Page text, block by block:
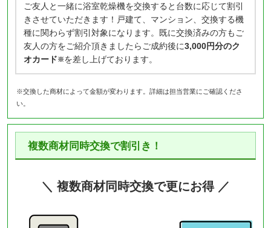
ご友人と一緒に浴室乾燥機を交換すると台数に応じて割引
きさせていただきます！戸建て、マンション、交換する機
種に関わらず割引対象になります。既に交換済みの方もご
友人の方をご紹介頂きましたらご成約後に3,000円分のク
オカード※を差し上げております。
※交換した商材によって金額が変わります。詳細は担当営業にご確認くださ
い。
複数商材同時交換で割引き！
＼ 複数商材同時交換で更にお得 ／